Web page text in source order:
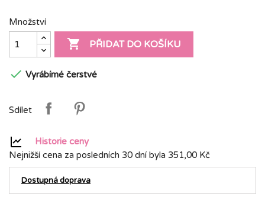
Množství
 PŘIDAT DO KOŠÍKU
 Vyrábímé čerstvé
Sdílet
Historie ceny
Nejnižší cena za posledních 30 dní byla 351,00 Kč
Dostupná doprava